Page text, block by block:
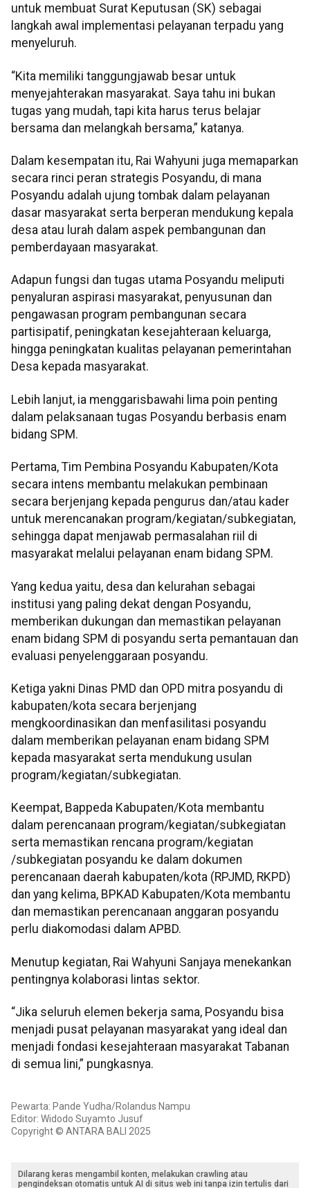
untuk membuat Surat Keputusan (SK) sebagai
langkah awal implementasi pelayanan terpadu yang
menyeluruh.
“Kita memiliki tanggungjawab besar untuk
menyejahterakan masyarakat. Saya tahu ini bukan
tugas yang mudah, tapi kita harus terus belajar
bersama dan melangkah bersama,” katanya.
Dalam kesempatan itu, Rai Wahyuni juga memaparkan
secara rinci peran strategis Posyandu, di mana
Posyandu adalah ujung tombak dalam pelayanan
dasar masyarakat serta berperan mendukung kepala
desa atau lurah dalam aspek pembangunan dan
pemberdayaan masyarakat.
Adapun fungsi dan tugas utama Posyandu meliputi
penyaluran aspirasi masyarakat, penyusunan dan
pengawasan program pembangunan secara
partisipatif, peningkatan kesejahteraan keluarga,
hingga peningkatan kualitas pelayanan pemerintahan
Desa kepada masyarakat.
Lebih lanjut, ia menggarisbawahi lima poin penting
dalam pelaksanaan tugas Posyandu berbasis enam
bidang SPM.
Pertama, Tim Pembina Posyandu Kabupaten/Kota
secara intens membantu melakukan pembinaan
secara berjenjang kepada pengurus dan/atau kader
untuk merencanakan program/kegiatan/subkegiatan,
sehingga dapat menjawab permasalahan riil di
masyarakat melalui pelayanan enam bidang SPM.
Yang kedua yaitu, desa dan kelurahan sebagai
institusi yang paling dekat dengan Posyandu,
memberikan dukungan dan memastikan pelayanan
enam bidang SPM di posyandu serta pemantauan dan
evaluasi penyelenggaraan posyandu.
Ketiga yakni Dinas PMD dan OPD mitra posyandu di
kabupaten/kota secara berjenjang
mengkoordinasikan dan menfasilitasi posyandu
dalam memberikan pelayanan enam bidang SPM
kepada masyarakat serta mendukung usulan
program/kegiatan/subkegiatan.
Keempat, Bappeda Kabupaten/Kota membantu
dalam perencanaan program/kegiatan/subkegiatan
serta memastikan rencana program/kegiatan
/subkegiatan posyandu ke dalam dokumen
perencanaan daerah kabupaten/kota (RPJMD, RKPD)
dan yang kelima, BPKAD Kabupaten/Kota membantu
dan memastikan perencanaan anggaran posyandu
perlu diakomodasi dalam APBD.
Menutup kegiatan, Rai Wahyuni Sanjaya menekankan
pentingnya kolaborasi lintas sektor.
“Jika seluruh elemen bekerja sama, Posyandu bisa
menjadi pusat pelayanan masyarakat yang ideal dan
menjadi fondasi kesejahteraan masyarakat Tabanan
di semua lini,” pungkasnya.
Pewarta: Pande Yudha/Rolandus Nampu
Editor: Widodo Suyamto Jusuf
Copyright © ANTARA BALI 2025
Dilarang keras mengambil konten, melakukan crawling atau
pengindeksan otomatis untuk AI di situs web ini tanpa izin tertulis dari